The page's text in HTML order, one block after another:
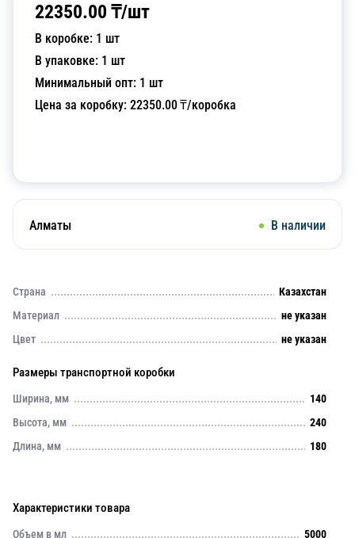
22350.00 ₸/шт
В коробке: 1 шт
В упаковке: 1 шт
Минимальный опт: 1 шт
Цена за коробку: 22350.00₸/коробка
Алматы В наличии
Страна
Казахстан
Материал
не указан
Цвет
не указан
Размеры транспортной коробки
Ширина, мм
140
Высота, мм
240
Длина, мм
180
Характеристики товара
Объем в мл 5000